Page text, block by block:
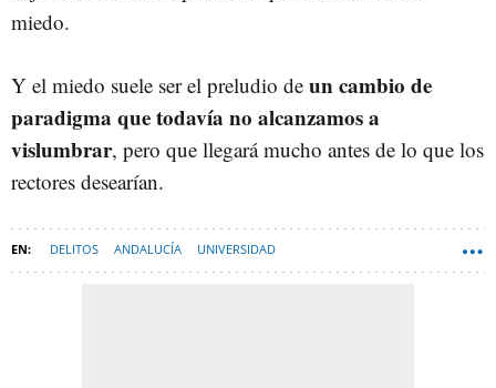
miedo.
Y el miedo suele ser el preludio de un cambio de
paradigma que todavía no alcanzamos a
vislumbrar, pero que llegará mucho antes de lo que los
rectores desearían.
DELITOS ANDALUCÍA UNIVERSIDAD